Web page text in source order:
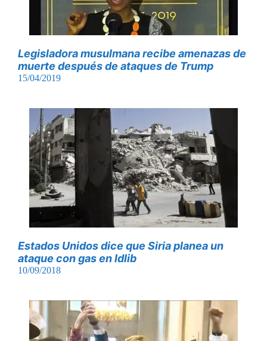
Legisladora musulmana recibe amenazas de
muerte después de ataques de Trump
15/04/2019
Estados Unidos dice que Siria planea un
ataque con gas en Idlib
10/09/2018